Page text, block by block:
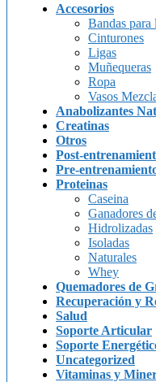
Accesorios
Bandas para
Cinturones
Ligas
Muñequeras
Ropa
Vasos
Anabolizantes
Creatinas
Otros
Post-
Pre-
Proteinas
Caseina
Ganadores
Hidrolizadas
Isoladas
Naturales
Whey
Quemadores de
Recuperación y
Salud
Soporte Articular
Soporte
Uncategorized
Vitaminas y